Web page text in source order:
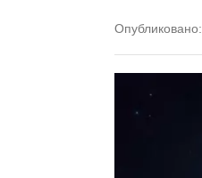
Опубликовано: